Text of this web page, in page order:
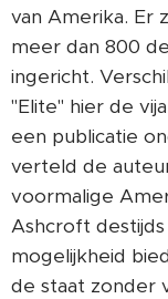
van Amerika. Er
meer dan 800
ingericht.
"Elite" hier de
een publicatie
verteld de
voormalige
Ashcroft
mogelijkheid
de staat zonder